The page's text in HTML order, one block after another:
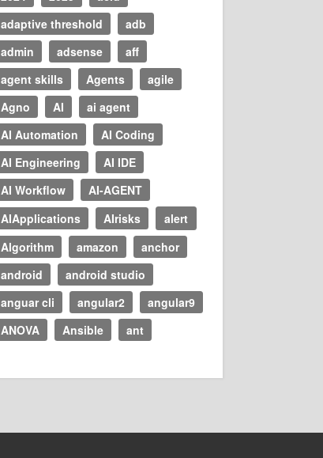
adaptive threshold
adb
admin
adsense
aff
agent skills
Agents
agile
Agno
AI
ai agent
AI Automation
AI Coding
AI Engineering
AI IDE
AI Workflow
AI-AGENT
AIApplications
AIrisks
alert
Algorithm
amazon
anchor
android
android studio
anguar cli
angular2
angular9
ANOVA
Ansible ant